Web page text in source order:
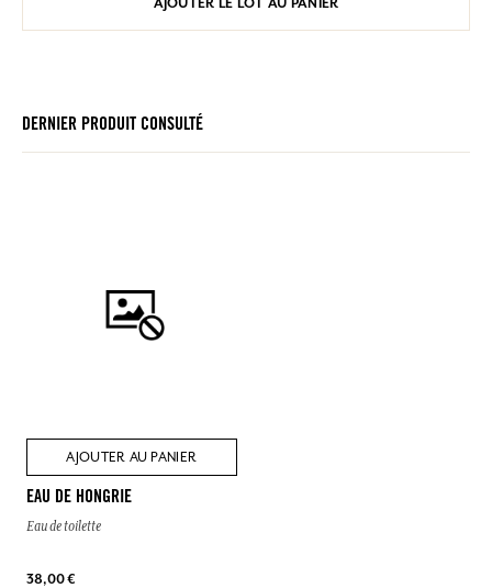
DERNIER PRODUIT CONSULTÉ
AJOUTER AU PANIER
EAU DE HONGRIE
Eau de toilette
38,00 €